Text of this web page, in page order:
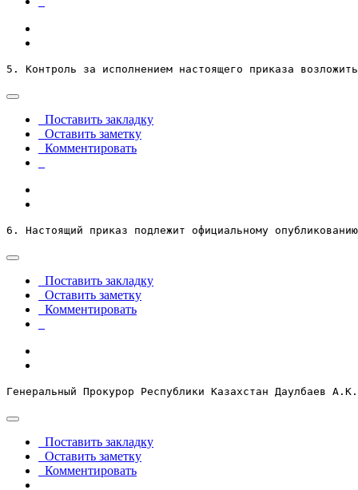
5. Контроль за исполнением настоящего приказа
Поставить закладку
Оставить заметку
Комментировать
6. Настоящий приказ подлежит официальному
Поставить закладку
Оставить заметку
Комментировать
Генеральный Прокурор Республики Казахстан Даулбаев А.К.
Поставить закладку
Оставить заметку
Комментировать